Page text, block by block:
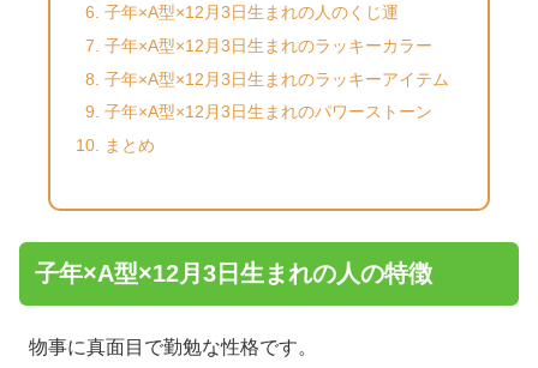
子年×A型×12月3日生まれの人のくじ運
子年×A型×12月3日生まれのラッキーカラー
子年×A型×12月3日生まれのラッキーアイテム
子年×A型×12月3日生まれのパワーストーン
まとめ
子年×A型×12月3日生まれの人の特徴
物事に真面目で勤勉な性格です。